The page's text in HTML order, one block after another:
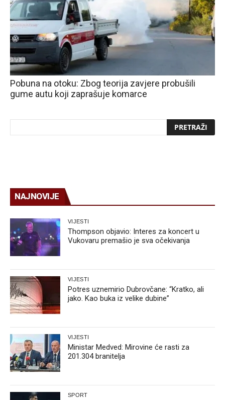
Pobuna na otoku: Zbog teorija zavjere probušili
gume autu koji zaprašuje komarce
NAJNOVIJE
VIJESTI
Thompson objavio: Interes za koncert u
Vukovaru premašio je sva očekivanja
VIJESTI
Potres uznemirio Dubrovčane: “Kratko, ali
jako. Kao buka iz velike dubine”
VIJESTI
Ministar Medved: Mirovine će rasti za
201.304 branitelja
SPORT